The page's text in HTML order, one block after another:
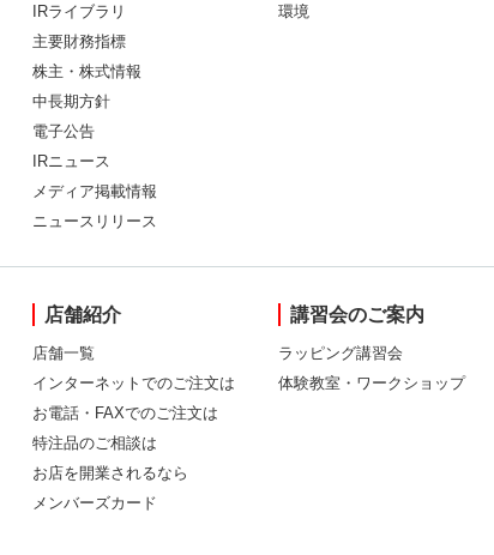
IRライブラリ
主要財務指標
株主・株式情報
中長期方針
電子公告
IRニュース
メディア掲載情報
ニュースリリース
環境
店舗紹介
店舗一覧
インターネットでのご注文は
お電話・FAXでのご注文は
特注品のご相談は
お店を開業されるなら
メンバーズカード
講習会のご案内
ラッピング講習会
体験教室・ワークショップ